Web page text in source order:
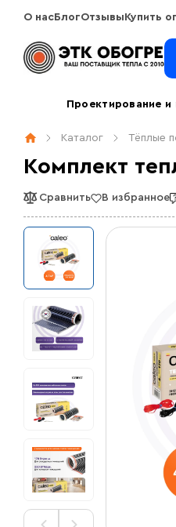
О нас БлогОтзывы Купить
Проектирование
Каталог Тёплые
Комплект
Сравнить В избранное